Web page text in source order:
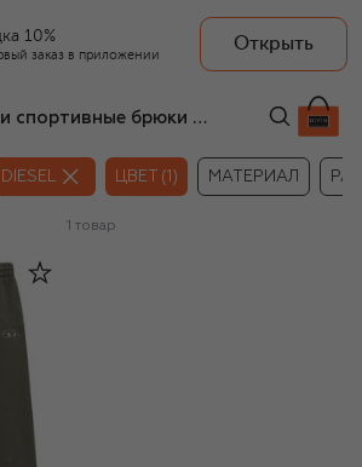
10%
заказ в приложении
Открыть
Хаки спортивные брюки для девочек Diesel
DIESEL ЦВЕТ (1) МАТЕРИАЛ
1 товар